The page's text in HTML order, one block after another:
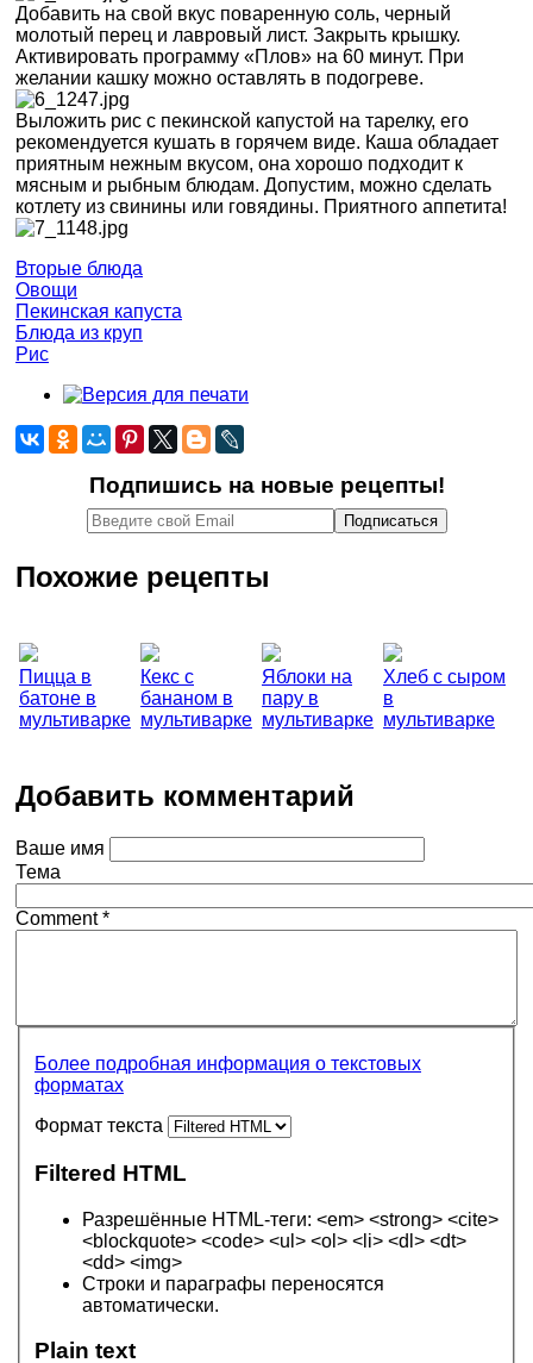
Добавить на свой вкус поваренную соль, черный
молотый перец и лавровый лист. Закрыть крышку.
Активировать программу «Плов» на 60 минут. При
желании кашку можно оставлять в подогреве.
Выложить рис с пекинской капустой на тарелку, его
рекомендуется кушать в горячем виде. Каша обладает
приятным нежным вкусом, она хорошо подходит к
мясным и рыбным блюдам. Допустим, можно сделать
котлету из свинины или говядины. Приятного аппетита!
Вторые блюда
Овощи
Пекинская капуста
Блюда из круп
Рис
Подпишись на новые рецепты!
Похожие рецепты
Пицца в
батоне в
мультиварке
Кекс с
бананом в
мультиварке
Яблоки на
пару в
мультиварке
Хлеб с сыром
в
мультиварке
Добавить комментарий
Ваше имя
Тема
Comment*
Более подробная информация о текстовых
форматах
Формат текста
Filtered HTML
Разрешённые HTML-теги: <em> <strong> <cite>
<blockquote> <code> <ul> <ol> <li> <dl> <dt>
<dd> <img>
Строки и параграфы переносятся
автоматически.
Plain text